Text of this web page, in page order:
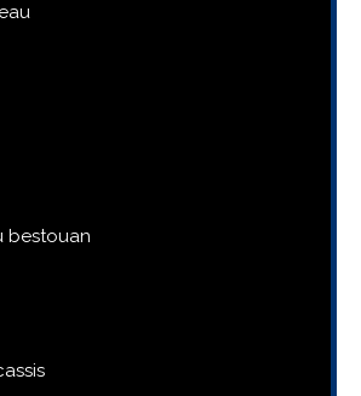
bestouan